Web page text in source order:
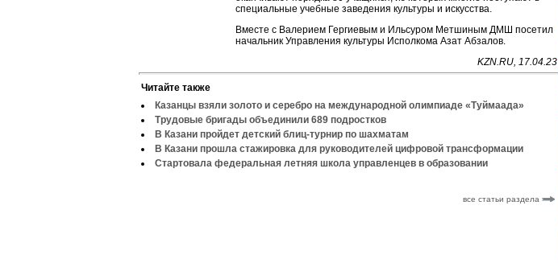
специальные учебные заведения культуры и искусства.
Вместе с Валерием Гергиевым и Ильсуром Метшиным ДМШ посетил
начальник Управления культуры Исполкома Азат Абзалов.
KZN.RU, 17.04.23
Читайте также
Казанцы взяли золото и серебро на международной олимпиаде «Туймаада»
Трудовые бригады объединили 689 подростков
В Казани пройдет детский блиц-турнир по шахматам
В Казани прошла стажировка для руководителей цифровой трансформации
Стартовала федеральная летняя школа управленцев в образовании
все статьи раздела